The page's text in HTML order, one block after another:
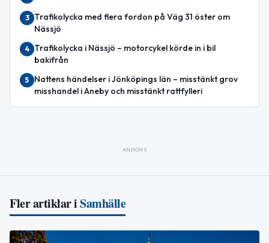
3
Trafikolycka med flera fordon på Väg 31 öster om
Nässjö
4
Trafikolycka i Nässjö – motorcykel körde in i bil
bakifrån
5
Nattens händelser i Jönköpings län – misstänkt grov
misshandel i Aneby och misstänkt rattfylleri
ANNONS
Fler artiklar iSamhälle